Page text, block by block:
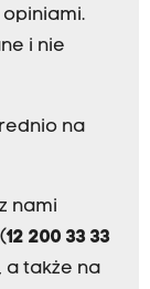
opiniami.
i nie
na
nami
12 200 33 33
także na